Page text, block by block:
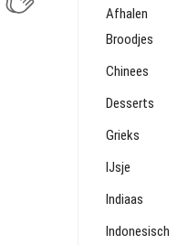
Afhalen
Broodjes
Chinees
Desserts
Grieks
IJsje
Indiaas
Indonesisch